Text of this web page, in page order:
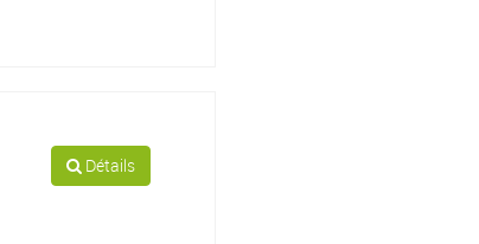
Détails